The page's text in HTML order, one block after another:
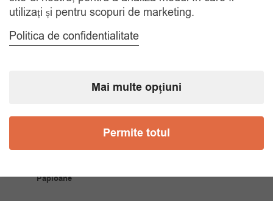
Papioane
utilizați și pentru scopuri de marketing.
Politica de confidentialitate
Mai multe opțiuni
Permite totul